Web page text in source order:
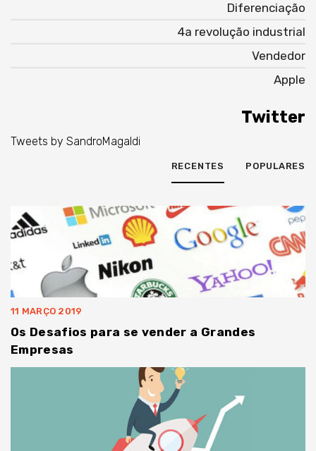
Diferenciação
4a revolução industrial
Vendedor
Apple
Twitter
Tweets by SandroMagaldi
POPULARES
RECENTES
11 MARÇO 2019
Os Desafios para se vender a Grandes
Empresas